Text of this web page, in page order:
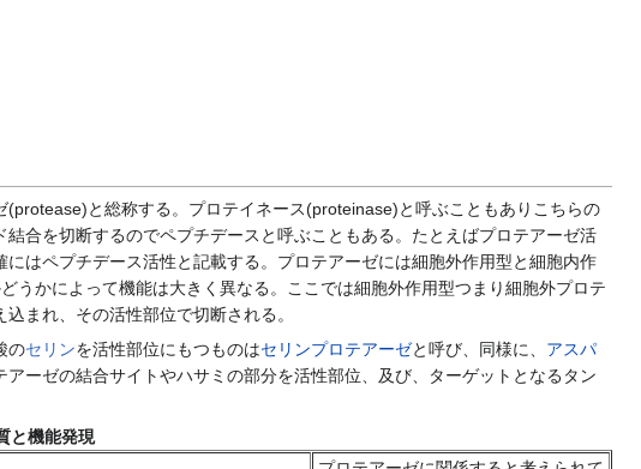
と総称する。プロテイネース(proteinase)と呼ぶこともありこちらの
合を切断するのでペプチデースと呼ぶこともある。たとえばプロテアーゼ活
はペプチデース活性と記載する。プロテアーゼには細胞外作用型と細胞内作
うかによって機能は大きく異なる。ここでは細胞外作用型つまり細胞外プロテ
まれ、その活性部位で切断される。
のセリンを活性部位にもつものはセリンプロテアーゼと呼び、同様に、 アスパ
ーゼの結合サイトやハサミの部分を活性部位、及び、ターゲットとなるタン
と機能発現